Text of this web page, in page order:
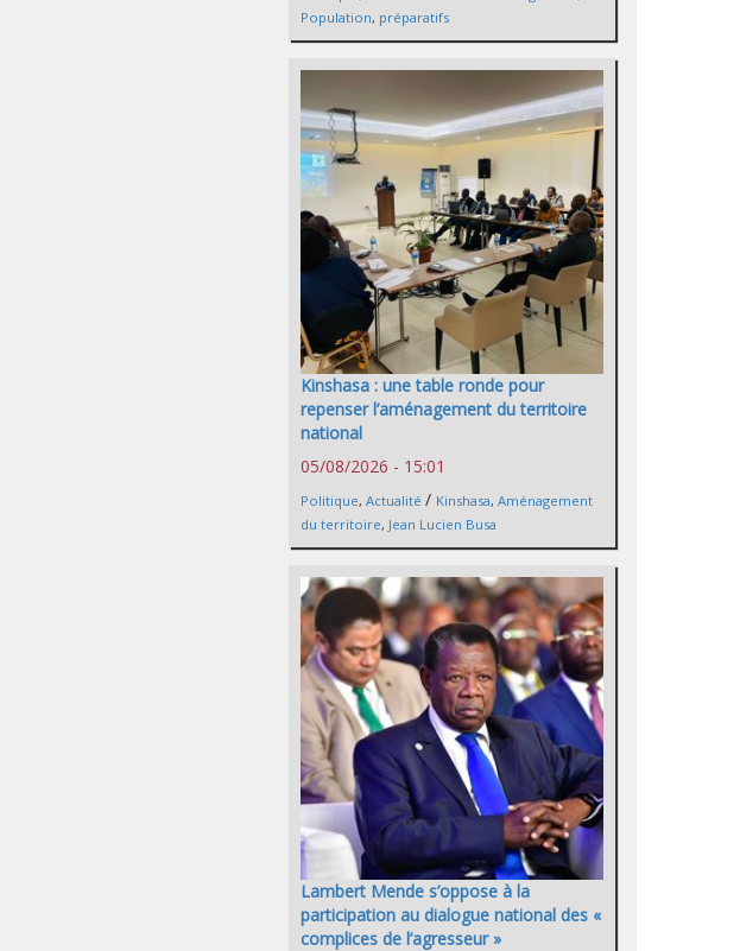
Population, préparatifs
Kinshasa : une table ronde pour
repenser l’aménagement du territoire
national
05/08/2026 - 15:01
Politique, Actualité / Kinshasa, Aménagement
du territoire, Jean Lucien Busa
Lambert Mende s’oppose à la
participation au dialogue national des «
complices de l’agresseur »